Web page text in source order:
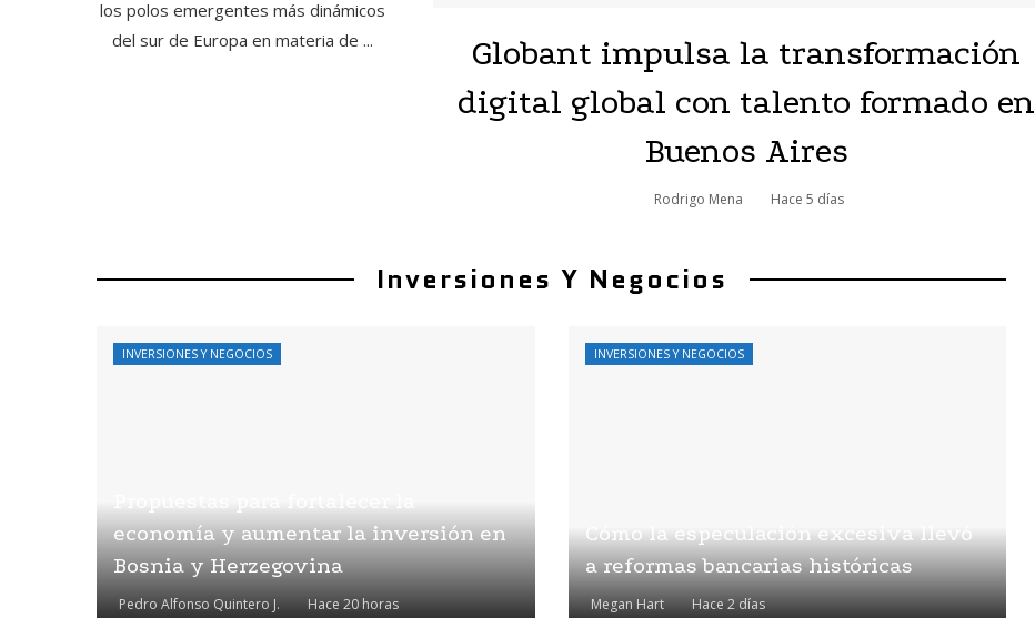
Globant impulsa la transformación
digital global con talento formado en
Buenos Aires
Rodrigo Mena Hace 5 días
los polos emergentes más dinámicos
del sur de Europa en materia de ...
Inversiones Y Negocios
economía y aumentar la inversión en
Bosnia y Herzegovina
Pedro Alfonso Quintero J. Hace 20 horas
INVERSIONES Y NEGOCIOS
Cómo la especulación excesiva llevó
a reformas bancarias históricas
Megan Hart Hace 2 días
INVERSIONES Y NEGOCIOS